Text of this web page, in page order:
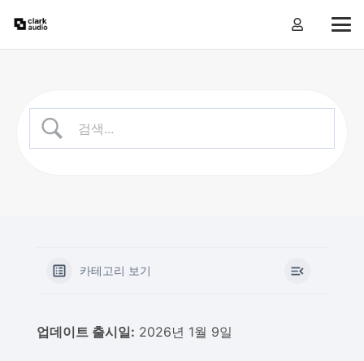
카테고리 보기
업데이트 출시일: 2026년 1월 9일